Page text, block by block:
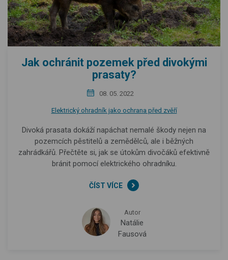
Jak ochránit pozemek před divokými
prasaty?
08. 05. 2022
Elektrický ohradník jako ochrana před zvěří
Divoká prasata dokáží napáchat nemalé škody nejen na
pozemcích pěstitelů a zemědělců, ale i běžných
zahrádkářů. Přečtěte si, jak se útokům divočáků efektivně
bránit pomocí elektrického ohradníku.
ČÍST VÍCE
Autor
Natálie
Fausová